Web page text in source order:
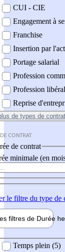
CUI - CIE
Engagement à
Franchise
Insertion par
Portage salarial
Profession
Profession
Reprise
de types de contrat
CONTRAT
de contrat
minimale (en
le filtre du type de
filtres de Durée
Temps plein (5)